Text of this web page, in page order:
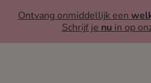
Ontvang onmiddellijk een
Schrijf je nu in op